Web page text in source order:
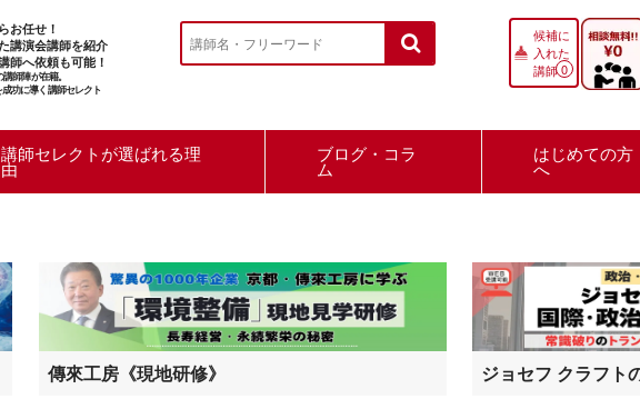
お任せ！
講演会講師を紹介
師へ依頼も可能！
師陣が在籍。
功に導く講師セレクト
候補に
入れた
講師0
講師セレクトが選ばれる理
由
ブログ・コラ
ム
はじめての方
へ
傳來工房《現地研修》 ジョセフ クラフト